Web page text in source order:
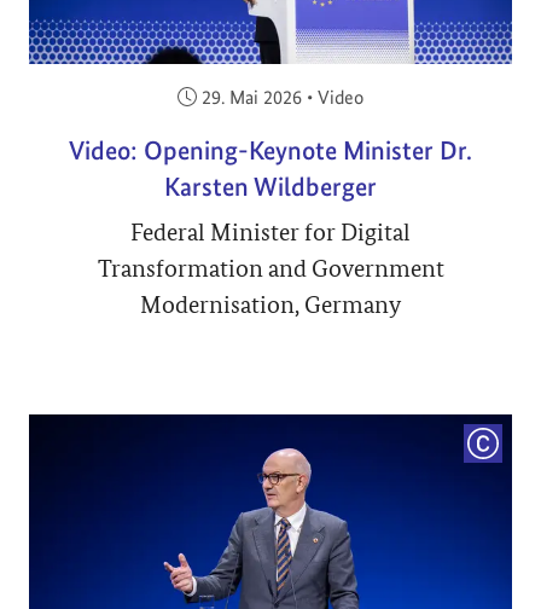
Veröffentlicht am:
29. Mai 2026 • Video
Video: Opening-Keynote Minister Dr.
Karsten Wildberger
Federal Minister for Digital
Transformation and Government
Modernisation, Germany